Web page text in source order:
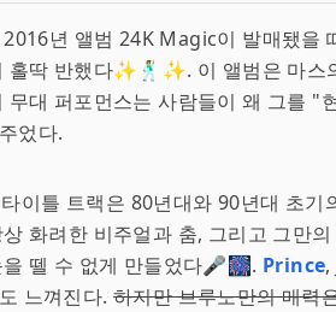
년 앨범 24K Magic이 발매됐을
홀딱 반했다✨🕺✨. 이 앨범은 마스
무대 퍼포먼스는 사람들이 왜 그를 "
었다.
이틀 트랙은 80년대와 90년대 초기
화려한 비주얼과 춤, 그리고 그만
뗄 수 없게 만들었다🎤🎆. Prince
느껴진다. 하지만 브루노만의 매력